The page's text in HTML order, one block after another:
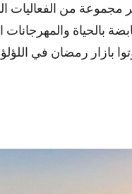
من الفعاليات
بالحياة والمهرجانات